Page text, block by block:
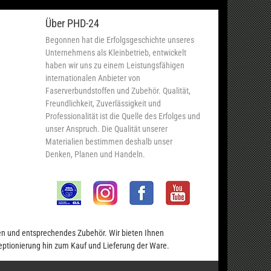
Über PHD-24
Begonnen hat die Erfolgsgeschichte unseres
Unternehmens als Kleinbetrieb, entwickelt
haben wir uns zu einem Leistungsfähigen
internationalen Anbieter von
Faserverbundstoffen und Zubehör. Qualität,
Freundlichkeit, Zuverlässigkeit und
Professionalität ist die Quelle des Erfolges und
unser Anspruch. Die Qualität unserer
Materialien bestimmen deshalb unser
Denken, Planen und Handeln.
und entsprechendes Zubehör. Wir bieten Ihnen
hin zum Kauf und Lieferung der Ware.